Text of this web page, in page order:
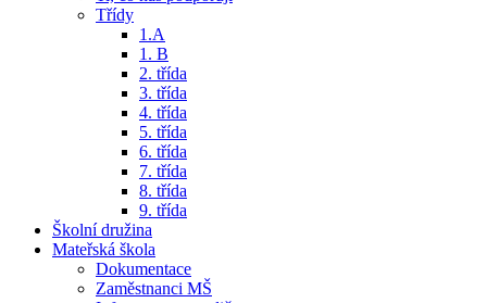
Třídy
1.A
1. B
2. třída
3. třída
4. třída
5. třída
6. třída
7. třída
8. třída
9. třída
Školní družina
Mateřská škola
Dokumentace
Zaměstnanci MŠ